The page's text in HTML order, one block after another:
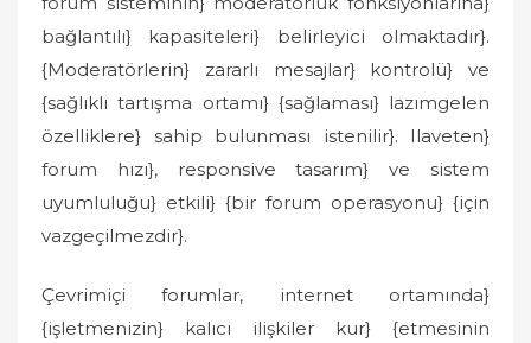
bağlantılı} kapasiteleri} belirleyici olmaktadır}.
{Moderatörlerin} zararlı mesajlar} kontrolü} ve
{sağlıklı tartışma ortamı} {sağlaması} lazımgelen
özelliklere} sahip bulunması istenilir}. Ilaveten}
forum hızı}, responsive tasarım} ve sistem
uyumluluğu} etkili} {bir forum operasyonu} {için
vazgeçilmezdir}.
Çevrimiçi forumlar, internet ortamında}
{işletmenizin} kalıcı ilişkiler kur} {etmesinin